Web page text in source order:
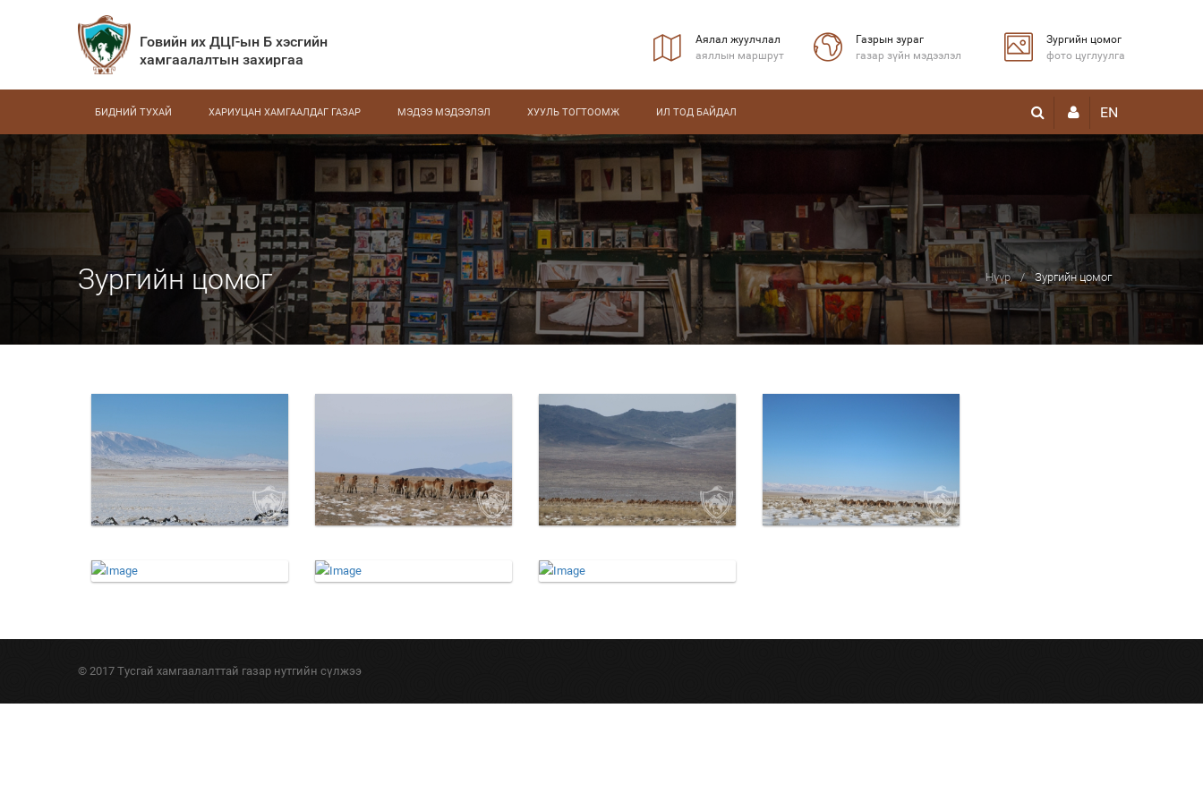
Говийн их ДЦГ-ын Б хэсгийн
хамгаалалтын захиргаа
Аялал жуулчлал
аяллын маршрут
Газрын зураг
газар зүйн мэдээлэл
Зургийн цомог
фото цуглуулга
БИДНИЙ ТУХАЙ ХАРИУЦАН ХАМГААЛДАГ ГАЗАР МЭДЭЭ МЭДЭЭЛЭЛ ХУУЛЬ ТОГТООМЖ ИЛ ТОД БАЙДАЛ EN
Зургийн цомог Нүүр Зургийн цомог
© 2017 Тусгай хамгаалалттай газар нутгийн сүлжээ